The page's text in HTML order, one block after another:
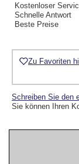
Kostenloser
Schnelle Antwort
Beste Preise
Zu Favoriten
Schreiben Sie den
Sie können Ihren